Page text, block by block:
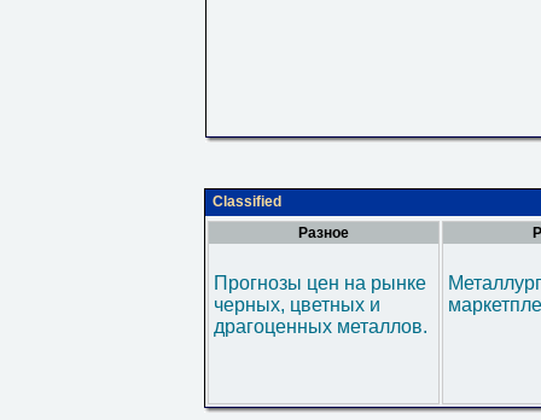
Classified
Разное
Прогнозы цен на рынке
черных, цветных и
драгоценных металлов.